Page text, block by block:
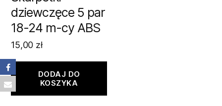
dziewczęce 5 par
18-24 m-cy ABS
15,00 zł
DODAJ DO
KOSZYKA